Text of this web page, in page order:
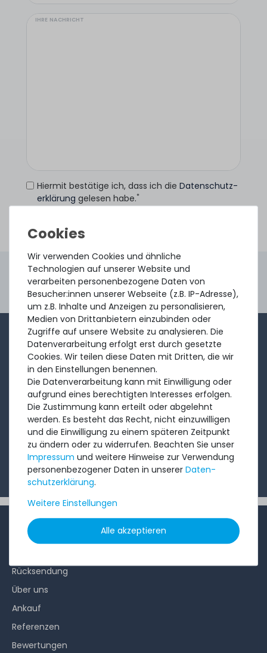
IHRE NACHRICHT
Hiermit bestätige ich, dass ich die Daten­schutz­
erklärung gelesen habe.*
4.96 /5.00aus8.500Bewertungen
Gebraucht. Geprüft. Geliefert.
1-2x im Monat sendet André aus dem Vertriebsteam
eine kurze, knackige Mail mit Angeboten, neu
eingetroffenen Produkten und Informationen, die Sie
interessieren könnten. Probieren Sie's!
Abonnieren
Ich möchte Ihren Newsletter erhalten und akzeptiere
dieDatenschutzerklärung.
Wir verwenden Cookies und ähnliche
Technologien auf unserer Website und
verarbeiten personenbezogene Daten von
Besucher:innen unserer Webseite (z.B. IP-Adresse),
um z.B. Inhalte und Anzeigen zu personalisieren,
Medien von Drittanbietern einzubinden oder
Zugriffe auf unsere Website zu analysieren. Die
Datenverarbeitung erfolgt erst durch gesetzte
Cookies. Wir teilen diese Daten mit Dritten, die wir
in den Einstellungen benennen.
Die Datenverarbeitung kann mit Einwilligung oder
aufgrund eines berechtigten Interesses erfolgen.
Die Zustimmung kann erteilt oder abgelehnt
werden. Es besteht das Recht, nicht einzuwilligen
und die Einwilligung zu einem späteren Zeitpunkt
zu ändern oder zu widerrufen. Beachten Sie unser
Impressum und weitere Hinweise zur Verwendung
personenbezogener Daten in unserer Daten­
schutz­erklärung.
Weitere Einstellungen
Alle akzeptieren
INFORMATIONEN
Rücksendung
Über uns
Ankauf
Referenzen
Bewertungen